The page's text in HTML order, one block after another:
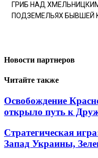
ГРИБ НАД
ПОДЗЕМЕЛЬЯХ БЫВШЕЙ
Новости партнеров
Читайте также
Освобождение
открыло путь к
Стратегическая
Запад Украины,